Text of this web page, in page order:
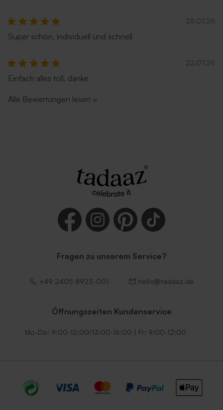
28.07.26
Super schön, individuell und schnell
22.07.26
Einfach alles toll, danke
Alle Bewertungen lesen >
Fragen zu unserem Service?
+49 2405 8923-001 hello@tadaaz.de
Öffnungszeiten Kundenservice
Mo-Do: 9:00-12:00/13:00-16:00 | Fr: 9:00-12:00